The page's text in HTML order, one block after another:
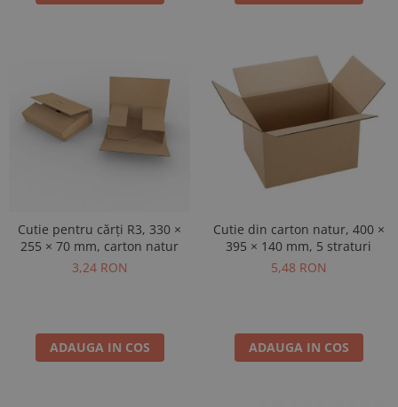
Cutie pentru cărți R3, 330 ×
255 × 70 mm, carton natur
3,24 RON
ADAUGA IN COS
Cutie din carton natur, 400 ×
395 × 140 mm, 5 straturi
5,48 RON
ADAUGA IN COS